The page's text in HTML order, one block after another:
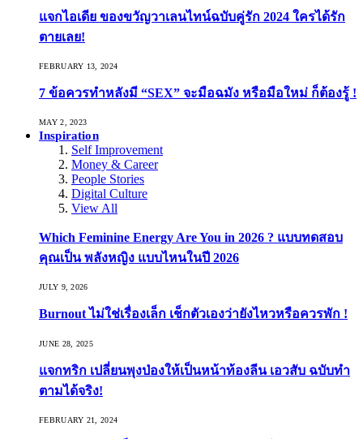
แจกไอเดีย ของขวัญวาเลนไทน์ฉบับคู่รัก 2024 ใครได้รัก
ตายเลย!
FEBRUARY 13, 2024
7 ข้อควรทำหลังมี “SEX” จะมือฉมัง หรือมือใหม่ ก็ต้องรู้ !
MAY 2, 2023
Inspiration
Self Improvement
Money & Career
People Stories
Digital Culture
View All
Which Feminine Energy Are You in 2026 ? แบบทดสอบ
คุณเป็น พลังหญิง แบบไหนในปี 2026
JULY 9, 2026
Burnout ไม่ใช่เรื่องเล็ก เช็กตัวเองว่ายังไหวหรือควรพัก !
JUNE 28, 2025
แจกทริก เปลี่ยนพุงป่องให้เป็นหน้าท้องลีน เอวสับ ฉบับทำ
ตามได้จริง!
FEBRUARY 21, 2024